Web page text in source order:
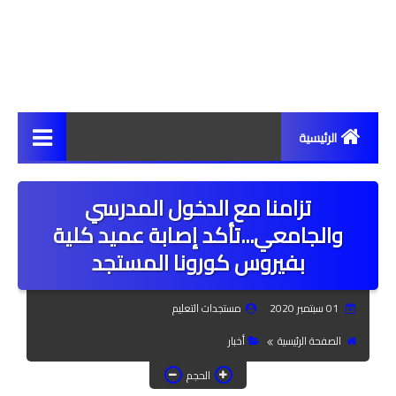
الرئيسية
مستجدات
أخبار
مراسلات ومذكرات
حركية انتقالية
الأكاديميات والمديريات
تزامنا مع الدخول المدرسي
والجامعي...تأكد إصابة عميد كلية
بفيروس كورونا المستجد
مستجدات التعليم
الصفحة الرئيسية
أخبار
الحجم